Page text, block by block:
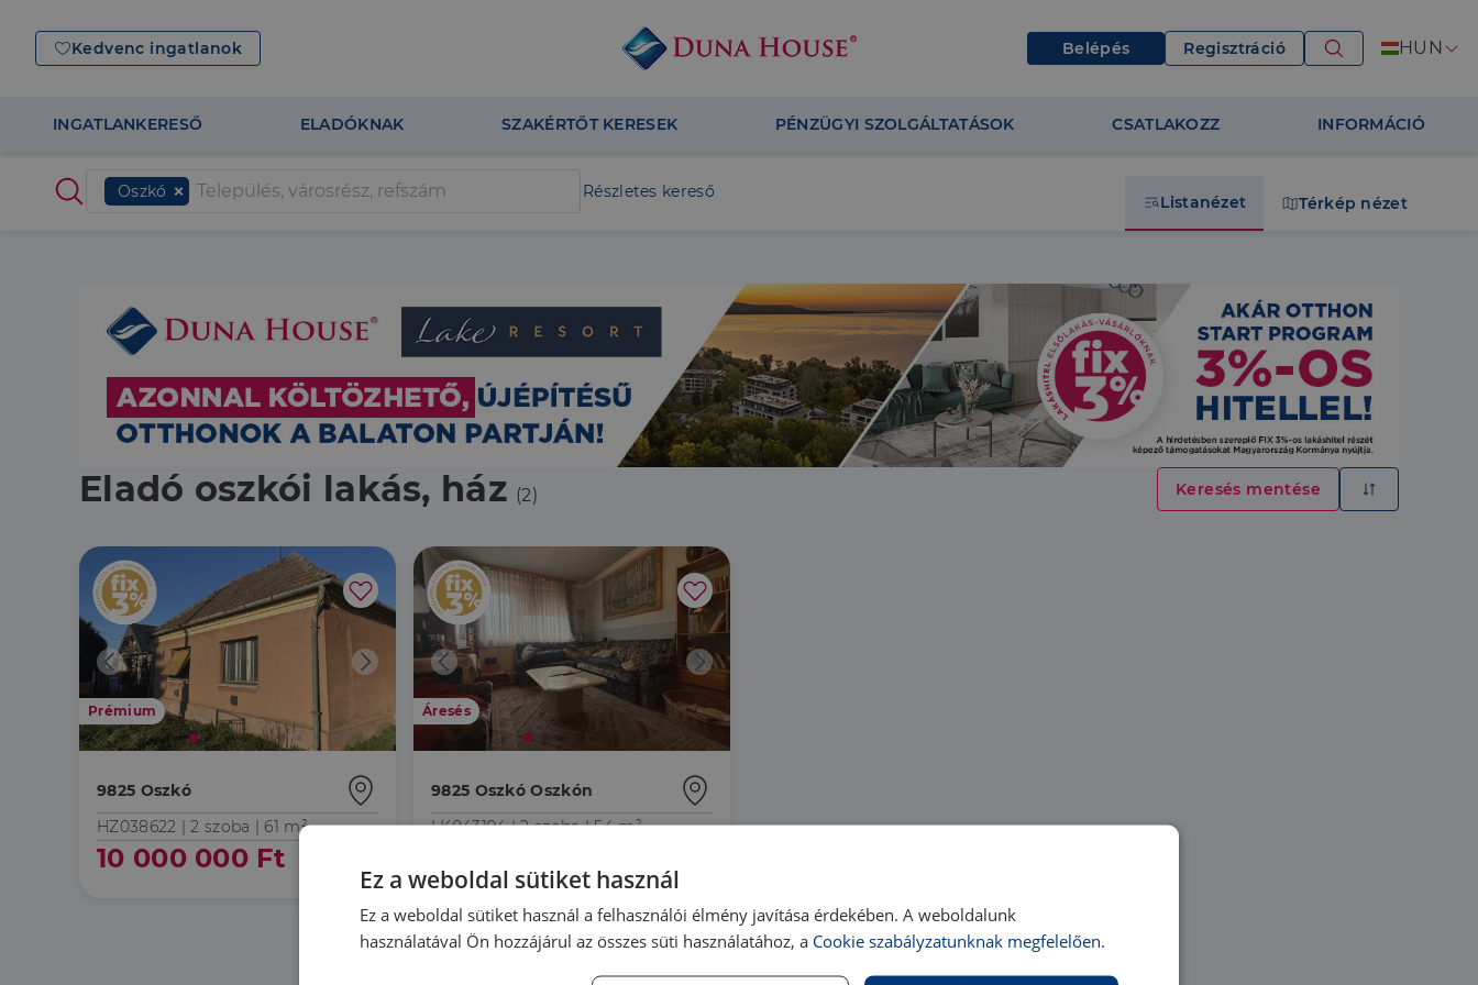
Kedvenc ingatlanok Belépés Regisztráció HUN
INGATLANKERESŐ ELADÓKNAK SZAKÉRTŐT KERESEK PÉNZÜGYI SZOLGÁLTATÁSOK CSATLAKOZZ INFORMÁCIÓ
Oszkó Részletes kereső
Listanézet Térkép nézet
Eladó oszkói lakás, ház (2) Keresés mentése
Prémium
9825 Oszkó
HZ038622 |2 szoba | 61 m²
10 000 000 Ft
Áresés
9825 Oszkó Oszkón
LK043194 |2 szoba| 54 m²
Ez a weboldal sütiket használ
Ez a weboldal sütiket használ a felhasználói élmény javítása érdekében. A weboldalunk
használatával Ön hozzájárul az összes süti használatához, a Cookie szabályzatunknak megfelelően.